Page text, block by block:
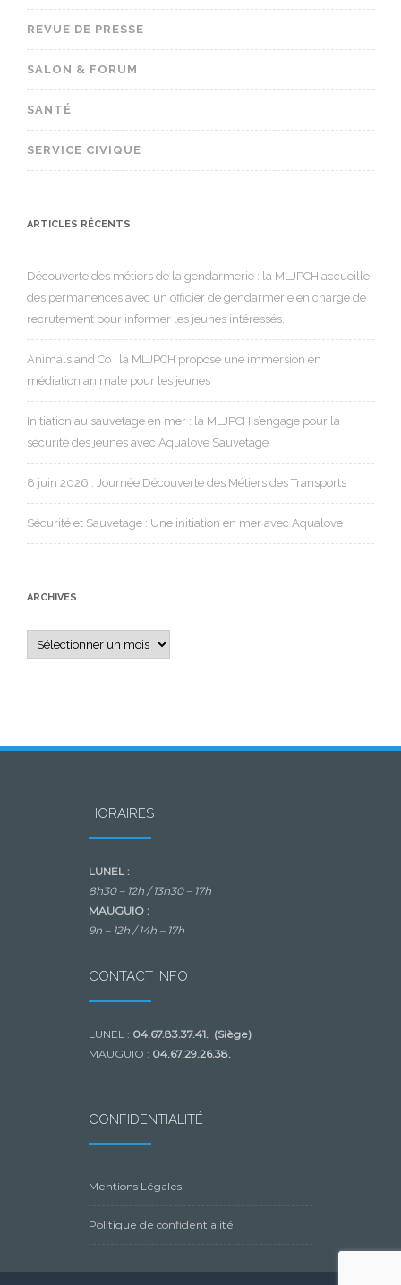
REVUE DE PRESSE
SALON & FORUM
SANTÉ
SERVICE CIVIQUE
ARTICLES RÉCENTS
Découverte des métiers de la gendarmerie : la MLJPCH accueille
des permanences avec un officier de gendarmerie en charge de
recrutement pour informer les jeunes intéressés.
Animals and Co : la MLJPCH propose une immersion en
médiation animale pour les jeunes
Initiation au sauvetage en mer : la MLJPCH s’engage pour la
sécurité des jeunes avec Aqualove Sauvetage
8 juin 2026 : Journée Découverte des Métiers des Transports
Sécurité et Sauvetage : Une initiation en mer avec Aqualove
ARCHIVES
Archives
HORAIRES
LUNEL :
8h30 – 12h /13h30 – 17h
MAUGUIO :
9h – 12h /14h – 17h
CONTACT INFO
LUNEL : 04.67.83.37.41. (Siège)
MAUGUIO : 04.67.29.26.38.
CONFIDENTIALITÉ
Mentions Légales
Politique de confidentialité